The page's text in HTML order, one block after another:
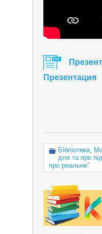
Презентация
Бібліотека
для та про
про реальне”